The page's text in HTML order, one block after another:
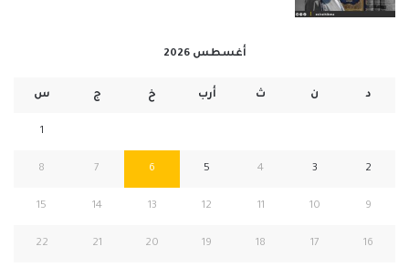
أغسطس 2026
د ن ث أرب خ ج س
1
2
3
4
5
6
7
8
9
10
11
12
13
14
15
16
17
18
19
20
21
22